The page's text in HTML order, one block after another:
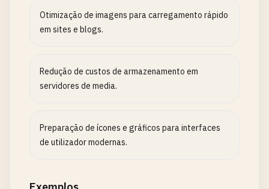
Otimização de imagens para carregamento rápido
em sites e blogs.
Redução de custos de armazenamento em
servidores de media.
Preparação de ícones e gráficos para interfaces
de utilizador modernas.